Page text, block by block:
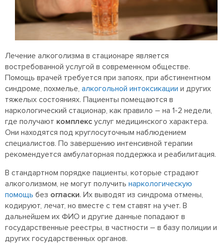
Лечение алкоголизма в стационаре является
востребованной услугой в современном обществе.
Помощь врачей требуется при запоях, при абстинентном
синдроме, похмелье, алкогольной интоксикации и других
тяжелых состояниях. Пациенты помещаются в
наркологический стационар, как правило – на 1-2 недели,
где получают комплекс услуг медицинского характера.
Они находятся под круглосуточным наблюдением
специалистов. По завершению интенсивной терапии
рекомендуется амбулаторная поддержка и реабилитация.
В стандартном порядке пациенты, которые страдают
алкоголизмом, не могут получить наркологическую
помощь без огласки. Их выводят из синдрома отмены,
кодируют, лечат, но вместе с тем ставят на учет. В
дальнейшем их ФИО и другие данные попадают в
государственные реестры, в частности – в базу полиции и
других государственных органов.